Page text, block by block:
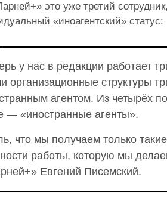
это уже третий
«иноагентский» статус:
у нас в редакции работает
организационные структуры
агентом. Из четырёх
— «иностранные агенты».
что мы получаем только
работы, которую мы
Евгений Писемский.